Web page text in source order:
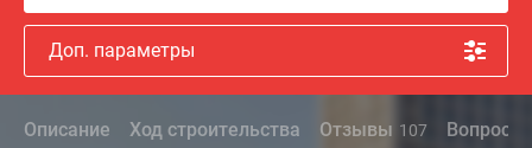
Доп. параметры
Описание Ход строительства Отзывы 107 Вопрос -